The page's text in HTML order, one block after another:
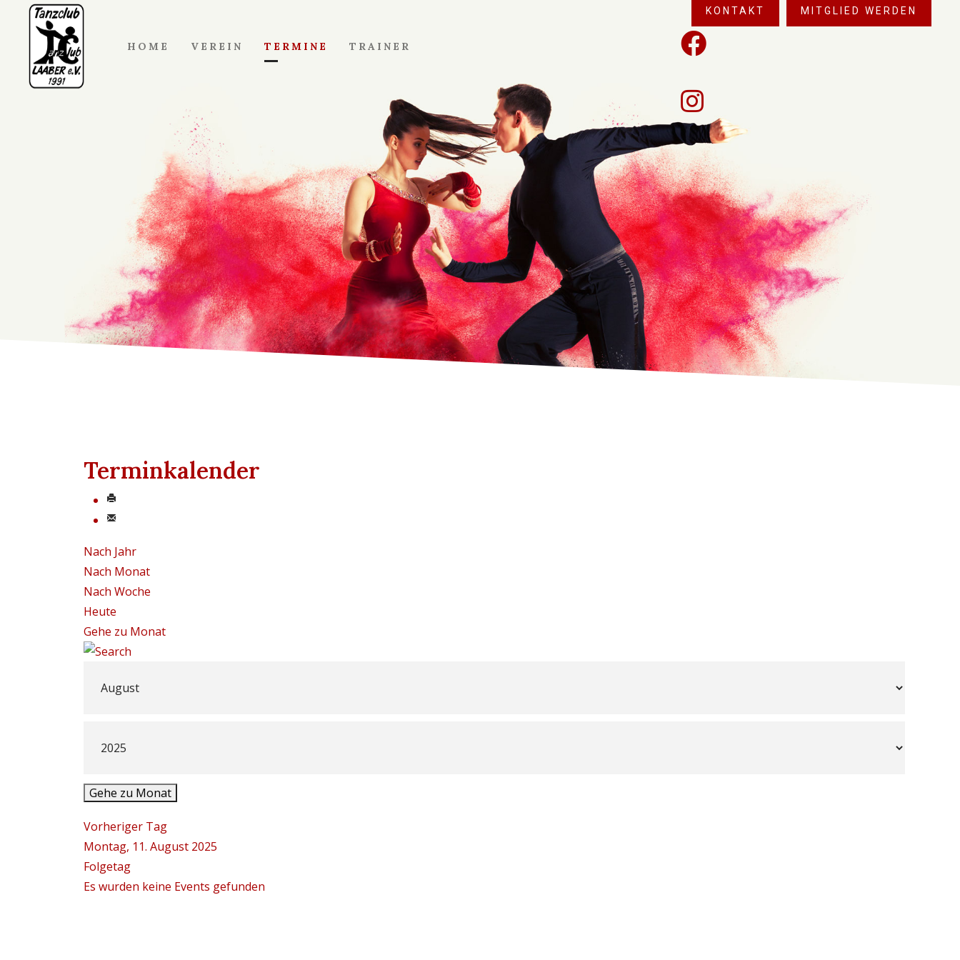
KONTAKT MITGLIED WERDEN
HOME VEREIN TERMINE TRAINER
Terminkalender
Nach Jahr
Nach Monat
Nach Woche
Heute
Gehe zu Monat
Gehe zu Monat
Vorheriger Tag
Montag, 11. August 2025
Folgetag
Es wurden keine Events gefunden